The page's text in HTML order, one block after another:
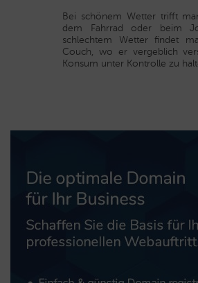
Bei schönem Wetter trifft
dem Fahrrad oder beim
schlechtem Wetter findet
Couch, wo er vergeblich
Konsum unter Kontrolle zu